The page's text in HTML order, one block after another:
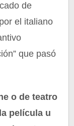
de
el italiano
que pasó
o de teatro
película u